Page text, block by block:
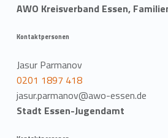
AWO Kreisverband Essen,
Kontaktpersonen
Jasur Parmanov
0201 1897 418
jasur.parmanov@awo-essen.de
Stadt Essen-Jugendamt